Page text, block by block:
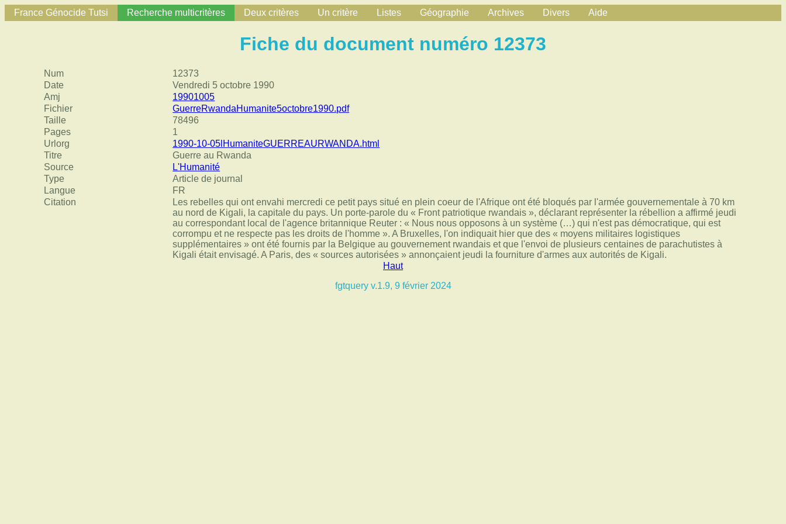
France Génocide Tutsi Recherche multicritères Deux critères Un critère Listes Géographie Archives Divers Aide
Fiche du document numéro 12373
Num
12373
Date
Vendredi 5 octobre 1990
Amj
19901005
Fichier
GuerreRwandaHumanite5octobre1990.pdf
Taille
78496
Pages
1
Urlorg
1990-10-05lHumaniteGUERREAURWANDA.html
Titre
Guerre au Rwanda
Source
L'Humanité
Type
Article de journal
Langue
FR
Citation
Les rebelles qui ont envahi mercredi ce petit pays situé en plein coeur de l'Afrique ont été bloqués par l'armée gouvernementale à 70 km
au nord de Kigali, la capitale du pays. Un porte-parole du « Front patriotique rwandais », déclarant représenter la rébellion a affirmé jeudi
au correspondant local de l'agence britannique Reuter : « Nous nous opposons à un système (…) qui n'est pas démocratique, qui est
corrompu et ne respecte pas les droits de l'homme ». A Bruxelles, l'on indiquait hier que des « moyens militaires logistiques
supplémentaires » ont été fournis par la Belgique au gouvernement rwandais et que l'envoi de plusieurs centaines de parachutistes à
Kigali était envisagé. A Paris, des « sources autorisées » annonçaient jeudi la fourniture d'armes aux autorités de Kigali.
Haut
fgtquery v.1.9, 9 février 2024